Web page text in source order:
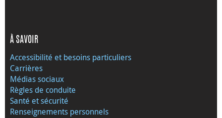
À SAVOIR
Accessibilité et besoins particuliers
Carrières
Médias sociaux
Règles de conduite
Santé et sécurité
Renseignements personnels